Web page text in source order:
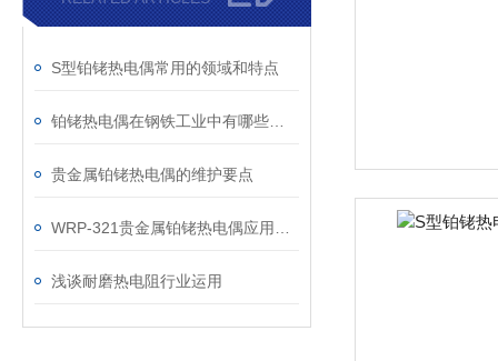
S型铂铑热电偶常用的领域和特点
贵金属铂铑热电偶的维护要点
浅谈耐磨热电阻行业运用